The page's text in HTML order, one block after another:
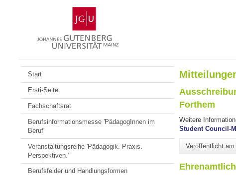
Gutenberg-
Universität
Mainz
Start
Ersti-Seite
Fachschaftsrat
Berufsinformationsmesse 'PädagogInnen im
Beruf'
Veranstaltungsreihe 'Pädagogik. Praxis.
Perspektiven.‘
Berufsfelder und Handlungsformen
Forthem
Weitere
Student Council-
Veröffentlicht